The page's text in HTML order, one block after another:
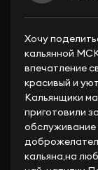
Хочу
кальянной
впечатление
красивый и
Кальянщики
приготовили
обслуживание
кальяна,на